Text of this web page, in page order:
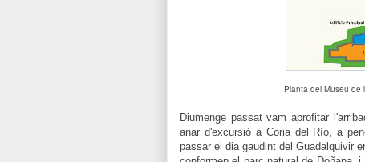
Planta del Museu de
Diumenge passat vam aprofitar
anar d'excursió a Coria del Río, a
passar el dia gaudint del Guadalquivir